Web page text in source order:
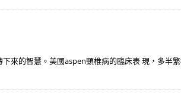
來的智慧。美國aspen頸椎病的臨床表 現，多